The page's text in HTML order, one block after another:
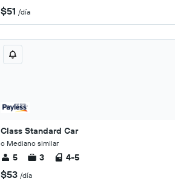
$51 /día
Class Standard Car
o Mediano similar
5 3 4-5
$53 /día